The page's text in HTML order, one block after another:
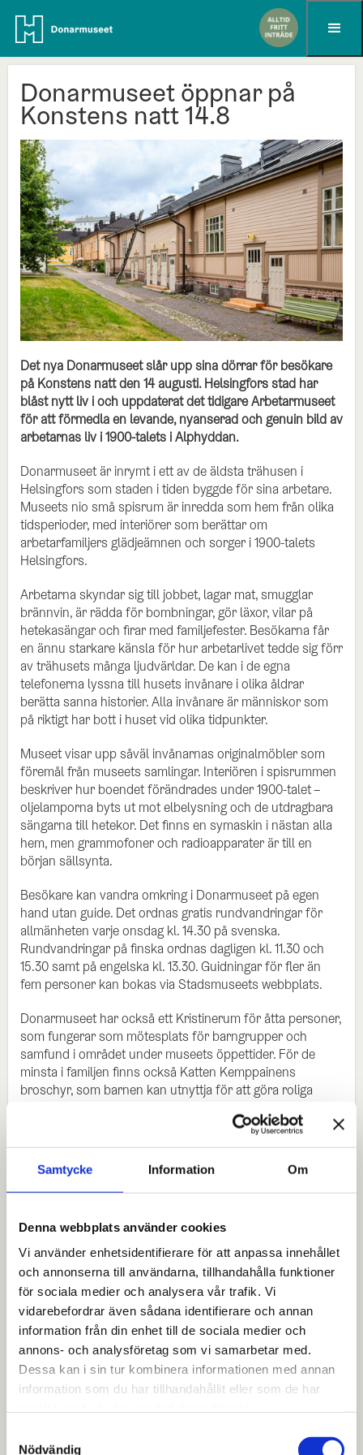
Samtycke Information Om
Denna webbplats använder cookies
Vi använder enhetsidentifierare för att anpassa innehållet
och annonserna till användarna, tillhandahålla funktioner
för sociala medier och analysera vår trafik. Vi
vidarebefordrar även sådana identifierare och annan
information från din enhet till de sociala medier och
annons- och analysföretag som vi samarbetar med.
Dessa kan i sin tur kombinera informationen med annan
information som du har tillhandahållit eller som de har
Nödvändig
Donarmuseet öppnar på
Konstens natt 14.8
Det nya Donarmuseet slår upp sina dörrar för besökare
på Konstens natt den 14 augusti. Helsingfors stad har
blåst nytt liv i och uppdaterat det tidigare Arbetarmuseet
för att förmedla en levande, nyanserad och genuin bild av
arbetarnas liv i 1900-talets i Alphyddan.
Donarmuseet är inrymt i ett av de äldsta trähusen i
Helsingfors som staden i tiden byggde för sina arbetare.
Museets nio små spisrum är inredda som hem från olika
tidsperioder, med interiörer som berättar om
arbetarfamiljers glädjeämnen och sorger i 1900-talets
Helsingfors.
Arbetarna skyndar sig till jobbet, lagar mat, smugglar
brännvin, är rädda för bombningar, gör läxor, vilar på
hetekasängar och firar med familjefester. Besökarna får
en ännu starkare känsla för hur arbetarlivet tedde sig förr
av trähusets många ljudvärldar. De kan i de egna
telefonerna lyssna till husets invånare i olika åldrar
berätta sanna historier. Alla invånare är människor som
på riktigt har bott i huset vid olika tidpunkter.
Museet visar upp såväl invånarnas originalmöbler som
föremål från museets samlingar. Interiören i spisrummen
beskriver hur boendet förändrades under 1900-talet –
oljelamporna byts ut mot elbelysning och de utdragbara
sängarna till hetekor. Det finns en symaskin i nästan alla
hem, men grammofoner och radioapparater är till en
början sällsynta.
Besökare kan vandra omkring i Donarmuseet på egen
hand utan guide. Det ordnas gratis rundvandringar för
allmänheten varje onsdag kl. 14.30 på svenska.
Rundvandringar på finska ordnas dagligen kl. 11.30 och
15.30 samt på engelska kl. 13.30. Guidningar för fler än
fem personer kan bokas via Stadsmuseets webbplats.
Donarmuseet har också ett Kristinerum för åtta personer,
som fungerar som mötesplats för barngrupper och
samfund i området under museets öppettider. För de
minsta i familjen finns också Katten Kemppainens
broschyr, som barnen kan utnyttja för att göra roliga
producerat utställningen ochBianca
ansvarar för
utställningsarkitekturen.RosemarieSchnitzler
det grafiska utseendet ochAapooch
(Ljudbyrå A) ljudvärldarna och audioguidningarna.Robin
Kanerva(Reveel) har gjort de digitala presentationerna.
Dörrarna öppnas på Konstens natt –
livemusik från lerplattor utlovas
Invigningen firas torsdagen den 14 augusti från kl. 11 och
besökarna har då möjlighet att utforska det gamla huset
från källaren till vinden. GrammofonkonstnärenDj Old